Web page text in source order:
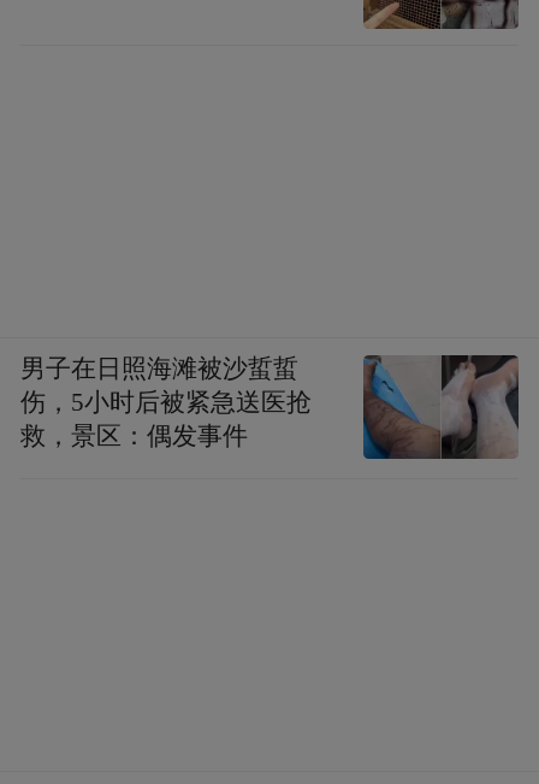
男子在日照海滩被沙蜇蜇
伤，5小时后被紧急送医抢
救，景区：偶发事件